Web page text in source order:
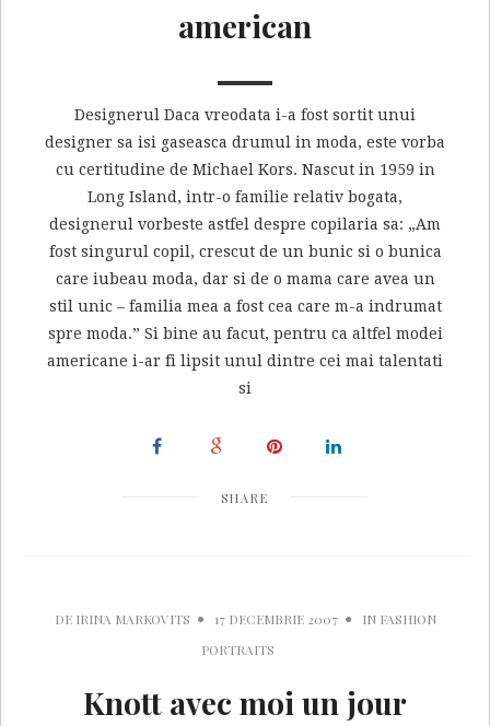
american
Designerul Daca vreodata i-a fost sortit unui
designer sa isi gaseasca drumul in moda, este vorba
cu certitudine de Michael Kors. Nascut in 1959 in
Long Island, intr-o familie relativ bogata,
designerul vorbeste astfel despre copilaria sa: „Am
fost singurul copil, crescut de un bunic si o bunica
care iubeau moda, dar si de o mama care avea un
stil unic – familia mea a fost cea care m-a indrumat
spre moda.” Si bine au facut, pentru ca altfel modei
americane i-ar fi lipsit unul dintre cei mai talentati
si
SHARE
DE IRINA MARKOVITS 17 DECEMBRIE 2007 IN FASHION
PORTRAITS
Knott avec moi un jour